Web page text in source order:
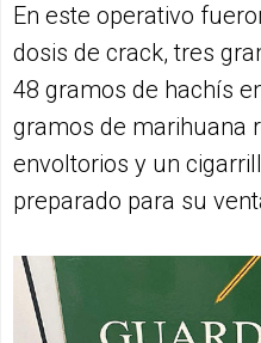
En este operativo
dosis de crack, tres
48 gramos de hachís
gramos de marihuana
envoltorios y un
preparado para su